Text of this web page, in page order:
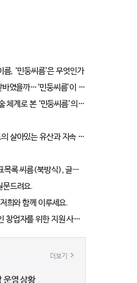
, ‘민둥씨름’은 무엇인가
민둥씨름’이 먼저였다는 근거들
로 본 ‘민둥씨름’의 실체
능한 씨름 전승, UN 고위급회담 사이드이벤트
식), 글로벌 네트워크 구축완료”
문드려요.
희와 함께 이루세요.
위한 지원 사업 소개합니다!
더보기
운영 상황